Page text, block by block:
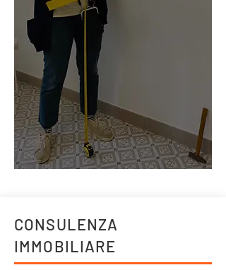
CONSULENZA
IMMOBILIARE